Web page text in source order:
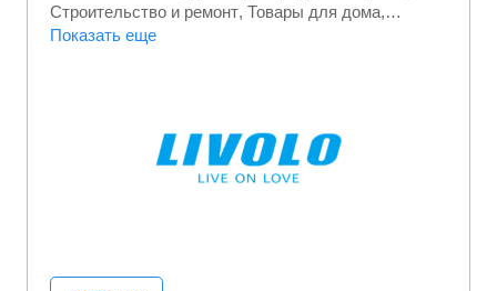
Строительство и ремонт Товары для дома
Электромонтажное оборудование
Показать еще